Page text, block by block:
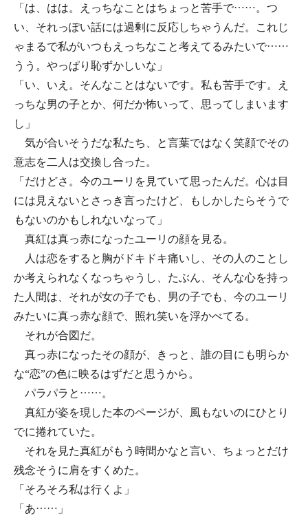
「は、はは。えっちなことはちょっと苦手で……。つ
い、それっぽい話には過剰に反応しちゃうんだ。これじ
ゃまるで私がいつもえっちなこと考えてるみたいで……
うう。やっぱり恥ずかしいな」
「い、いえ。そんなことはないです。私も苦手です。え
っちな男の子とか、何だか怖いって、思ってしまいます
し」
気が合いそうだな私たち、と言葉ではなく笑顔でその
意志を二人は交換し合った。
「だけどさ。今のユーリを見ていて思ったんだ。心は目
には見えないとさっき言ったけど、もしかしたらそうで
もないのかもしれないなって」
真紅は真っ赤になったユーリの顔を見る。
人は恋をすると胸がドキドキ痛いし、その人のことし
か考えられなくなっちゃうし、たぶん、そんな心を持っ
た人間は、それが女の子でも、男の子でも、今のユーリ
みたいに真っ赤な顔で、照れ笑いを浮かべてる。
それが合図だ。
真っ赤になったその顔が、きっと、誰の目にも明らか
な“恋”の色に映るはずだと思うから。
パラパラと……。
真紅が姿を現した本のページが、風もないのにひとり
でに捲れていた。
それを見た真紅がもう時間かなと言い、ちょっとだけ
残念そうに肩をすくめた。
「そろそろ私は行くよ」
「あ……」